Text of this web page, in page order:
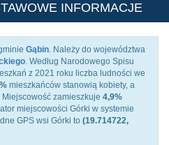
INFORMACJE
Gąbin. Należy do województwa
. Według Narodowego Spisu
z 2021 roku liczba ludności we
mieszkańców stanowią kobiety, a
Miejscowość zamieszkuje 4,9%
miejscowości Górki w systemie
GPS wsi Górki to (19.714722,